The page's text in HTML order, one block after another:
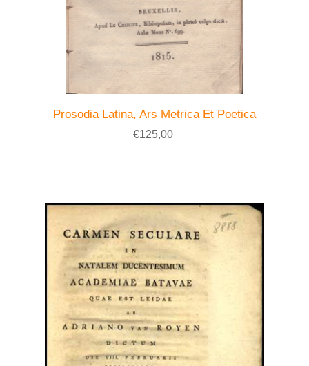
Prosodia Latina, Ars Metrica Et Poetica
€125,00